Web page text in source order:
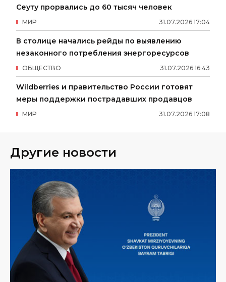
Сеуту прорвались до 60 тысяч человек
31.07.2026 17:04
МИР
В столице начались рейды по выявлению
незаконного потребления энергоресурсов
31.07.2026 16:43
ОБЩЕСТВО
Wildberries и правительство России готовят
меры поддержки пострадавших продавцов
31.07.2026 17:08
МИР
Другие новости